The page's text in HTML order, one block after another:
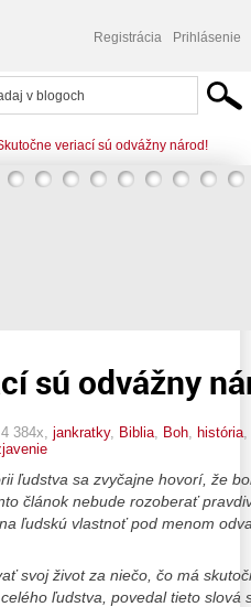
Registrácia Prihlásenie
veriací sú odvážny národ!
sú odvážny
384x, jankratky, Biblia Boh história
ľudstva sa zvyčajne hovorí, že
článok nebude rozoberať
ľudskú vlastnoť pod menom
svoj život za niečo, čo má
ľudstva, povedal tieto slová